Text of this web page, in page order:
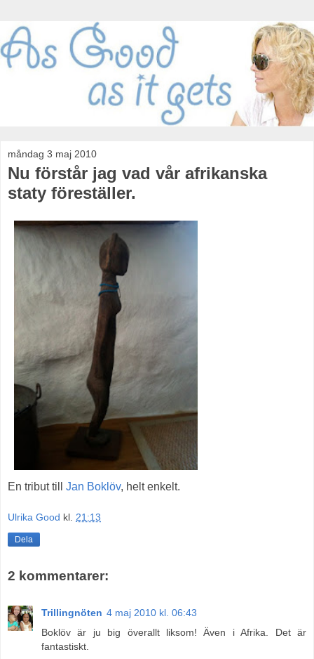
måndag 3 maj 2010
Nu förstår jag vad vår afrikanska
staty föreställer.
En tribut till Jan Boklöv, helt enkelt.
Ulrika Good kl. 21:13
Dela
2 kommentarer:
Trillingnöten 4 maj 2010 kl. 06:43
Boklöv är ju big överallt liksom! Även i Afrika. Det är
fantastiskt.